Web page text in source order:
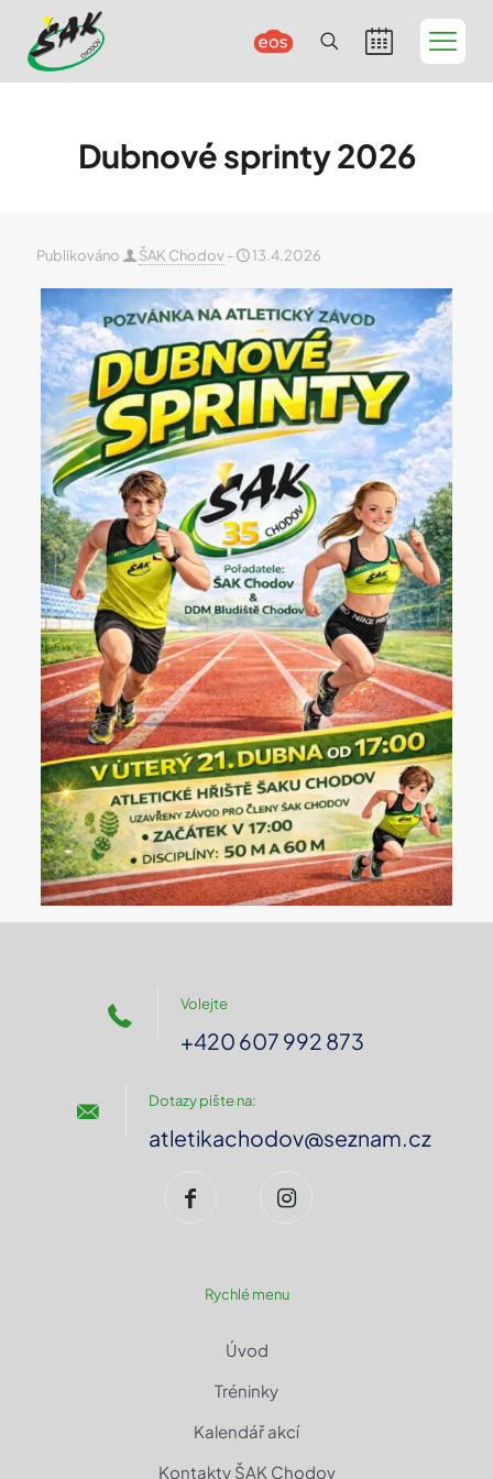
Dubnové sprinty 2026
Publikováno ŠAK Chodov- 13.4.2026
Volejte
+420 607 992 873
Dotazy pište na:
atletikachodov@seznam.cz
Rychlé menu
Úvod
Tréninky
Kalendář akcí
Kontakty ŠAK Chodov